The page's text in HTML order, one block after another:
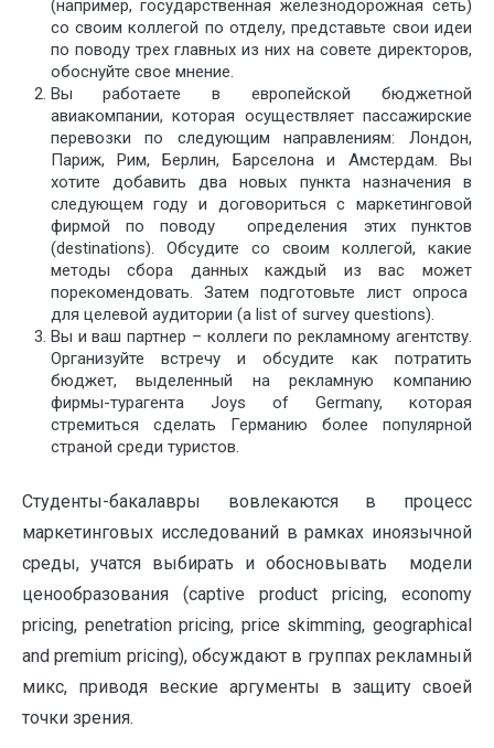
(например, государственная железнодорожная сеть)
со своим коллегой по отделу, представьте свои идеи
по поводу трех главных из них на совете директоров,
обоснуйте свое мнение.
Вы работаете в европейской бюджетной
авиакомпании, которая осуществляет пассажирские
перевозки по следующим направлениям: Лондон,
Париж, Рим, Берлин, Барселона и Амстердам. Вы
хотите добавить два новых пункта назначения в
следующем году и договориться с маркетинговой
фирмой по поводу определения этих пунктов
(destinations). Обсудите со своим коллегой, какие
методы сбора данных каждый из вас может
порекомендовать. Затем подготовьте лист опроса
для целевой аудитории (a list of survey questions).
Вы и ваш партнер – коллеги по рекламному агентству.
Организуйте встречу и обсудите как потратить
бюджет, выделенный на рекламную компанию
фирмы-турагента Joys of Germany, которая
стремиться сделать Германию более популярной
страной среди туристов.
Студенты-бакалавры вовлекаются в процесс
маркетинговых исследований в рамках иноязычной
среды, учатся выбирать и обосновывать модели
ценообразования (сaptive product pricing, economy
pricing, penetration pricing, price skimming, geographical
and premium pricing), обсуждают в группах рекламный
микс, приводя веские аргументы в защиту своей
точки зрения.